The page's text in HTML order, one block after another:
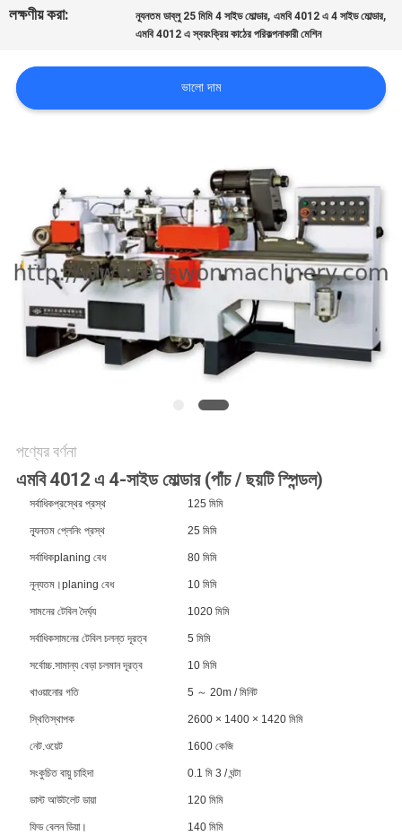
উদ্ধৃতির
আবেদন
PRIVACY
POLICY
লক্ষণীয় করা:
ন্যূনতম ডাব্লু 25 মিমি 4 সাইড মোল্ডার,এমবি 4012 এ 4 সাইড মোল্ডার,
এমবি 4012 এ স্বয়ংক্রিয় কাঠের পরিকল্পনাকারী মেশিন
ভালো দাম
পণ্যের বর্ণনা
এমবি 4012 এ 4-সাইড মোল্ডার (পাঁচ / ছয়টি স্পিন্ডল)
সর্বাধিকপ্রস্থের প্রস্থ 125 মিমি
ন্যূনতম প্লেনিং প্রস্থ 25 মিমি
সর্বাধিকplaning বেধ 80 মিমি
নূন্যতম।planing বেধ 10 মিমি
সামনের টেবিল দৈর্ঘ্য 1020 মিমি
সর্বাধিকসামনের টেবিল চলন্ত দূরত্ব 5 মিমি
সর্বোচ্চ.সামান্য বেড়া চলমান দূরত্ব 10 মিমি
খাওয়ানোর গতি 5 ～ 20m / মিনিট
স্থিতিস্থাপক 2600 × 1400 × 1420 মিমি
নেট.ওয়েট 1600 কেজি
সংকুচিত বায়ু চাহিদা 0.1 মি 3 / ঘন্টা
ডাস্ট আউটলেট ডায়া 120 মিমি
ফিড বেলন ডিয়া। 140 মিমি